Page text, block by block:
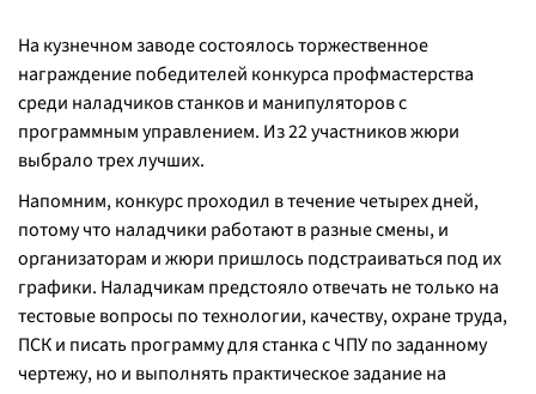
На кузнечном заводе состоялось торжественное
награждение победителей конкурса профмастерства
среди наладчиков станков и манипуляторов с
программным управлением. Из 22 участников жюри
выбрало трех лучших.
Напомним, конкурс проходил в течение четырех дней,
потому что наладчики работают в разные смены, и
организаторам и жюри пришлось подстраиваться под их
графики. Наладчикам предстояло отвечать не только на
тестовые вопросы по технологии, качеству, охране труда,
ПСК и писать программу для станка с ЧПУ по заданному
чертежу, но и выполнять практическое задание на